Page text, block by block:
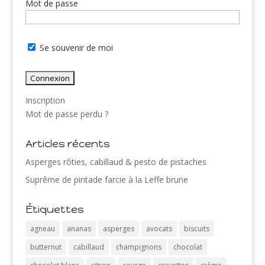
Mot de passe
Se souvenir de moi
Inscription
Mot de passe perdu ?
Articles récents
Asperges rôties, cabillaud & pesto de pistaches
Suprême de pintade farcie à la Leffe brune
Étiquettes
agneau ananas asperges avocats
biscuits
butternut
cabillaud champignons
chocolat